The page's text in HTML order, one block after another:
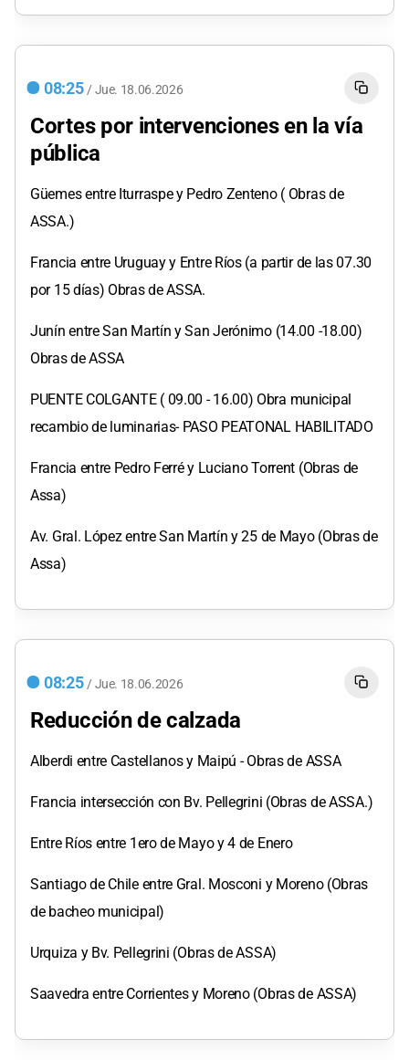
08:25 / Jue. 18.06.2026
Cortes por intervenciones en la vía
pública
Güemes entre Iturraspe y Pedro Zenteno ( Obras de
ASSA.)
Francia entre Uruguay y Entre Ríos (a partir de las 07.30
por 15 días) Obras de ASSA.
Junín entre San Martín y San Jerónimo (14.00 -18.00)
Obras de ASSA
PUENTE COLGANTE ( 09.00 - 16.00) Obra municipal
recambio de luminarias- PASO PEATONAL HABILITADO
Francia entre Pedro Ferré y Luciano Torrent (Obras de
Assa)
Av. Gral. López entre San Martín y 25 de Mayo (Obras de
Assa)
08:25 / Jue. 18.06.2026
Reducción de calzada
Alberdi entre Castellanos y Maipú - Obras de ASSA
Francia intersección con Bv. Pellegrini (Obras de ASSA.)
Entre Ríos entre 1ero de Mayo y 4 de Enero
Santiago de Chile entre Gral. Mosconi y Moreno (Obras
de bacheo municipal)
Urquiza y Bv. Pellegrini (Obras de ASSA)
Saavedra entre Corrientes y Moreno (Obras de ASSA)